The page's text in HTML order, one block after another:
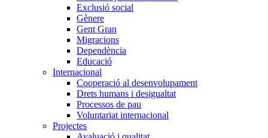
Exclusió social
Gènere
Gent Gran
Migracions
Dependència
Educació
Internacional
Cooperació al desenvolupament
Drets humans i desigualtat
Processos de pau
Voluntariat internacional
Projectes